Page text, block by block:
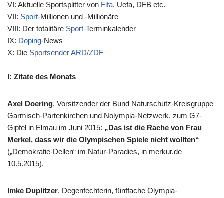
VI: Aktuelle Sportsplitter von Fifa, Uefa, DFB etc.
VII: Sport-Millionen und -Millionäre
VIII: Der totalitäre Sport-Terminkalender
IX: Doping-News
X: Die Sportsender ARD/ZDF
———————————–
I: Zitate des Monats
Axel Doering, Vorsitzender der Bund Naturschutz-Kreisgruppe
Garmisch-Partenkirchen und Nolympia-Netzwerk, zum G7-
Gipfel in Elmau im Juni 2015: „Das ist die Rache von Frau
Merkel, dass wir die Olympischen Spiele nicht wollten“
(„Demokratie-Dellen“ im Natur-Paradies, in merkur.de
10.5.2015).
Imke Duplitzer, Degenfechterin, fünffache Olympia-